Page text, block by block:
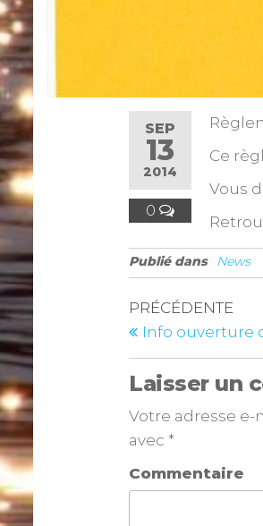
SEP
13
2014
0
Ce
Vous
Publié dans News
PRÉCÉDENTE
Info ouverture
Laisser un
Votre adresse e-
avec*
Commentaire